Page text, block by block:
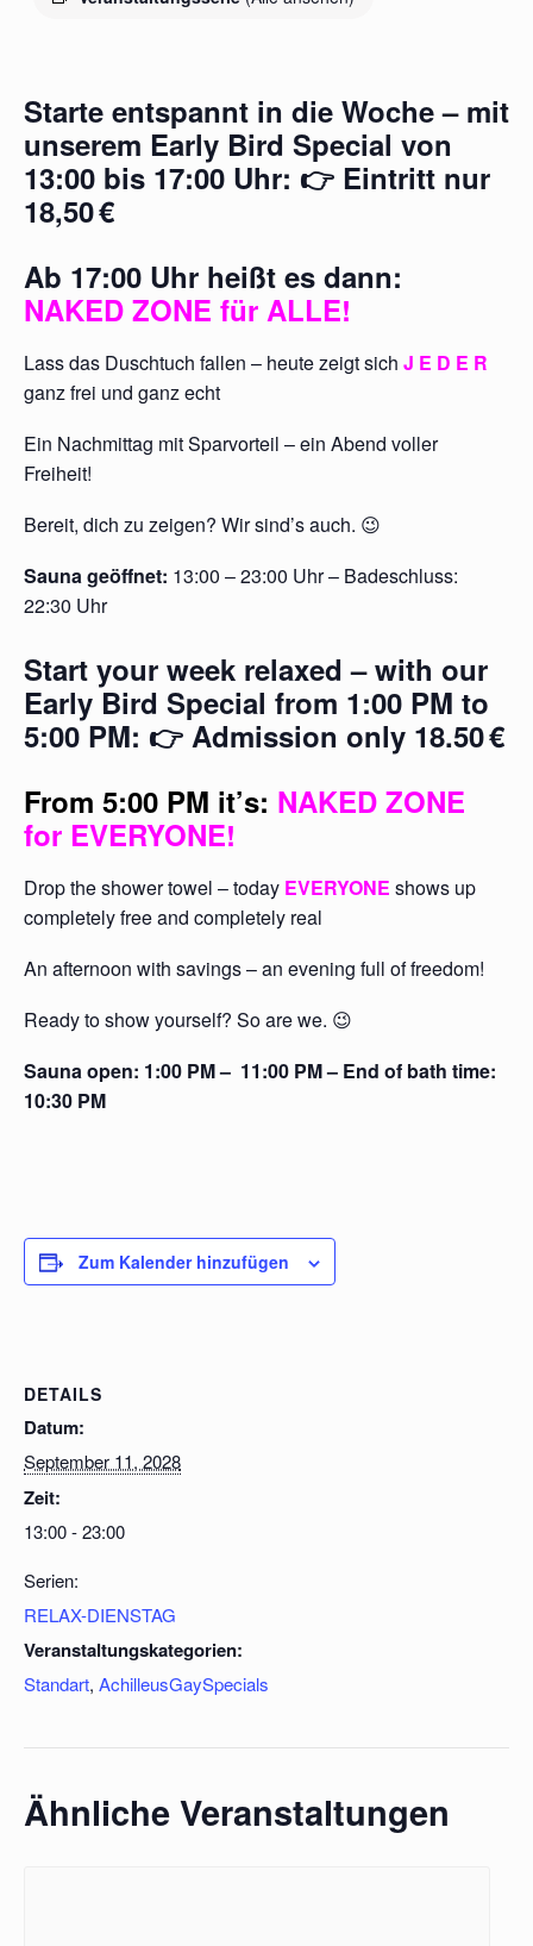
Starte entspannt in die Woche – mit
unserem Early Bird Special von
13:00 bis 17:00 Uhr: 👉 Eintritt nur
18,50 €
Ab 17:00 Uhr heißt es dann:
NAKED ZONE für ALLE!
Lass das Duschtuch fallen – heute zeigt sich J E D E R
ganz frei und ganz echt
Ein Nachmittag mit Sparvorteil – ein Abend voller
Freiheit!
Bereit, dich zu zeigen? Wir sind’s auch. 😉
Sauna geöffnet: 13:00 – 23:00 Uhr – Badeschluss:
22:30 Uhr
Start your week relaxed – with our
Early Bird Special from 1:00 PM to
5:00 PM: 👉 Admission only 18.50€
From 5:00 PM it’s: NAKED ZONE
for EVERYONE!
Drop the shower towel – today EVERYONE shows up
completely free and completely real
An afternoon with savings – an evening full of freedom!
Ready to show yourself? So are we. 😉
Sauna open: 1:00 PM – 11:00 PM – End of bath time:
10:30 PM
Zum Kalender hinzufügen
DETAILS
Datum:
September 11, 2028
Zeit:
13:00 - 23:00
Serien:
RELAX-DIENSTAG
Veranstaltungskategorien:
Standart, AchilleusGaySpecials
Ähnliche Veranstaltungen